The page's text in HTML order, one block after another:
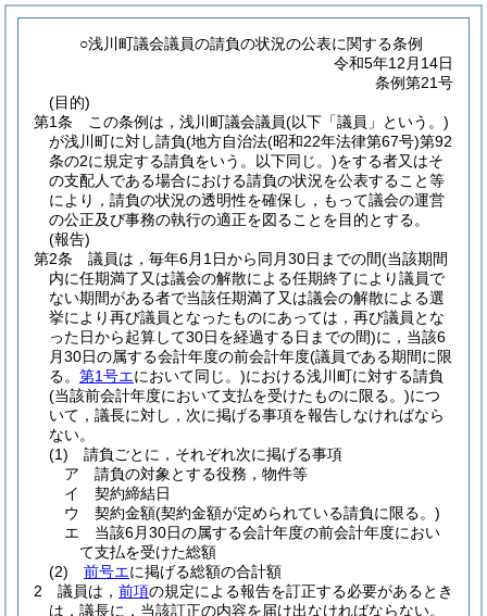
○浅川町議会議員の請負の状況の公表に関する条例
令和5年12月14日
条例第21号
(目的)
第1条
この条例は，浅川町議会議員(以下「議員」という。)
が浅川町に対し請負(地方自治法(昭和22年法律第67号)第92
条の2に規定する請負をいう。以下同じ。)をする者又はそ
の支配人である場合における請負の状況を公表すること等
により，請負の状況の透明性を確保し，もって議会の運営
の公正及び事務の執行の適正を図ることを目的とする。
(報告)
第2条
議員は，毎年6月1日から同月30日までの間(当該期間
内に任期満了又は議会の解散による任期終了により議員で
ない期間がある者で当該任期満了又は議会の解散による選
挙により再び議員となったものにあっては，再び議員とな
った日から起算して30日を経過する日までの間)に，当該6
月30日の属する会計年度の前会計年度(議員である期間に限
る。 第1号エにおいて同じ。)における浅川町に対する請負
(当該前会計年度において支払を受けたものに限る。)につ
いて，議長に対し，次に掲げる事項を報告しなければなら
ない。
(1)
請負ごとに，それぞれ次に掲げる事項
ア
請負の対象とする役務，物件等
イ
契約締結日
ウ
契約金額(契約金額が定められている請負に限る。)
エ
当該6月30日の属する会計年度の前会計年度におい
て支払を受けた総額
(2)
前号エに掲げる総額の合計額
2
議員は， 前項の規定による報告を訂正する必要があるとき
は，議長に，当該訂正の内容を届け出なければならない。